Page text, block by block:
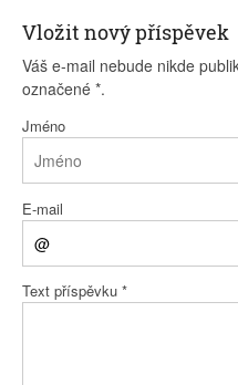
Vložit nový příspěvek
Váš e-mail nebude nikde
označené *.
Jméno
E-mail
Text příspěvku *